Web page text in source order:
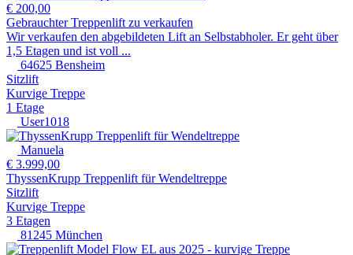
€ 200,00
Gebrauchter Treppenlift zu verkaufen
Wir verkaufen den abgebildeten Lift an Selbstabholer. Er geht über
1,5 Etagen und ist voll ...
64625 Bensheim
Sitzlift
Kurvige Treppe
1 Etage
User1018
Manuela
€ 3.999,00
ThyssenKrupp Treppenlift für Wendeltreppe
Sitzlift
Kurvige Treppe
3 Etagen
81245 München